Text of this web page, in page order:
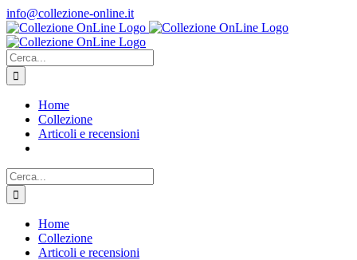
Salta
al
contenuto
info@collezione-online.it
Cerca
per:
Home
Collezione
Articoli e recensioni
Cerca
per:
Home
Collezione
Articoli e recensioni